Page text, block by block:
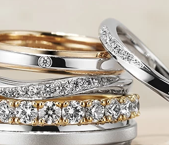
ご来店予約について